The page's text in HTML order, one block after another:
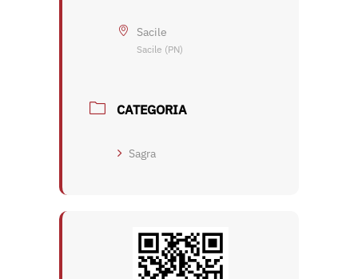
Sacile
Sacile (PN)
CATEGORIA
Sagra